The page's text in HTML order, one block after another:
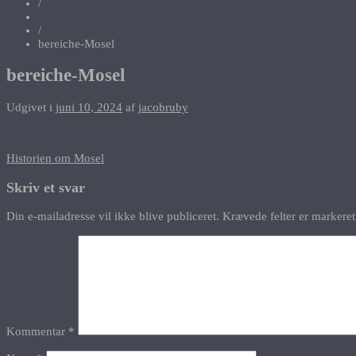
/
/
bereiche-Mosel
bereiche-Mosel
Udgivet i juni 10, 2024 af jacobruby
Indlægsnavigation
Historien om Mosel
Skriv et svar
Din e-mailadresse vil ikke blive publiceret. Krævede felter er
Kommentar *